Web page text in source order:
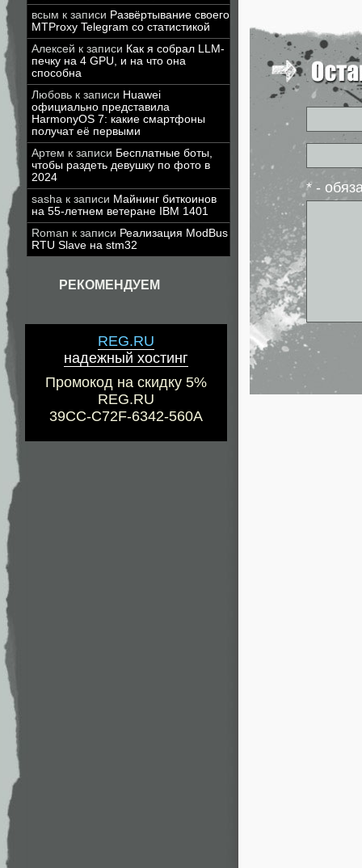
всым к записи Развёртывание своего
MTProxy Telegram со статистикой
Алексей к записи Как я собрал LLM-
печку на 4 GPU, и на что она
способна
Любовь к записи Huawei
официально представила
HarmonyOS 7: какие смартфоны
получат её первыми
Артем к записи Бесплатные боты,
чтобы раздеть девушку по фото в
2024
sasha к записи Майнинг биткоинов
на 55-летнем ветеране IBM 1401
Roman к записи Реализация ModBus
RTU Slave на stm32
РЕКОМЕНДУЕМ
REG.RU
надежный хостинг
Промокод на скидку 5%
REG.RU
39CC-C72F-6342-560A
* -